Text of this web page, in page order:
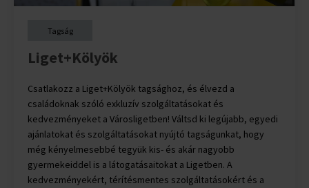
Tagság
Liget+Kölyök
Csatlakozz a Liget+Kölyök tagsághoz, és élvezd a
családoknak szóló exkluzív szolgáltatásokat és
kedvezményeket a Városligetben! Váltsd ki legújabb, egyedi
ajánlatokat és szolgáltatásokat nyújtó tagságunkat, hogy
még kényelmesebbé tegyük kis- és akár nagyobb
gyermekeiddel is a látogatásaitokat a Ligetben. A
kedvezményekért, térítésmentes szolgáltatásokért és a